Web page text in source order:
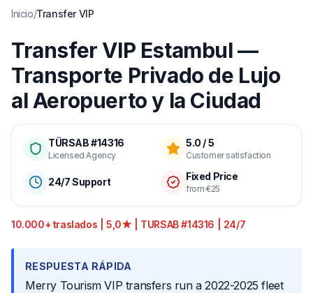
Inicio/Transfer VIP
Transfer VIP Estambul —
Transporte Privado de Lujo
al Aeropuerto y la Ciudad
TÜRSAB #14316
Licensed Agency
5.0 / 5
Customer satisfaction
24/7 Support Fixed Price
from €25
10.000+ traslados | 5,0★ | TURSAB #14316 | 24/7
RESPUESTA RÁPIDA
Merry Tourism VIP transfers run a 2022-2025 fleet